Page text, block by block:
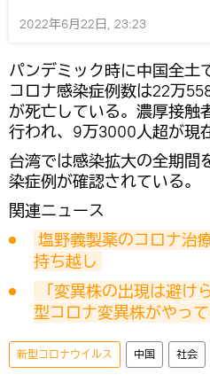
2022年6月22日, 23:23
パンデミック時に中国全土
コロナ感染症例数は22万
が死亡している。濃厚接触
行われ、9万3000人超が現
台湾では感染拡大の全期間
染症例が確認されている。
関連ニュース
塩野義製薬のコロナ治
持ち越し
「変異株の出現は避け
型コロナ変異株がやっ
新型コロナウイルス 中国 社会